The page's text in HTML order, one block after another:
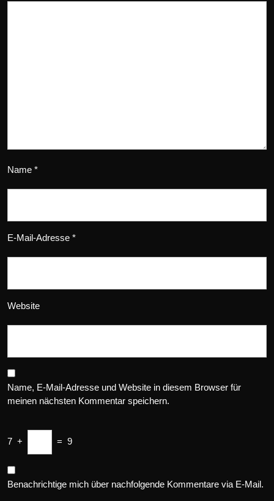
Name *
E-Mail-Adresse *
Website
Name, E-Mail-Adresse und Website in diesem Browser für
meinen nächsten Kommentar speichern.
7 + = 9
Benachrichtige mich über nachfolgende Kommentare via E-Mail.